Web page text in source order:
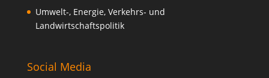
Umwelt-, Energie, Verkehrs- und
Landwirtschaftspolitik
Social Media